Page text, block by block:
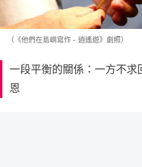
（《他們在島嶼寫作 - 逍遙遊》劇照）
一段平衡的關係：一方不
恩